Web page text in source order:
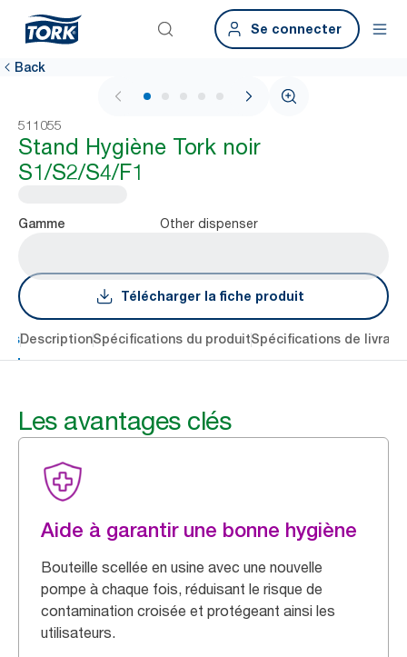
Se connecter
Back
1 / 5
511055
Stand Hygiène Tork noir
S1/S2/S4/F1
Gamme Other dispenser
Télécharger la fiche produit
DescriptionSpécifications du produitSpécifications de
Les avantages clés
Aide à garantir une bonne hygiène
Bouteille scellée en usine avec une nouvelle
pompe à chaque fois, réduisant le risque de
contamination croisée et protégeant ainsi les
utilisateurs.